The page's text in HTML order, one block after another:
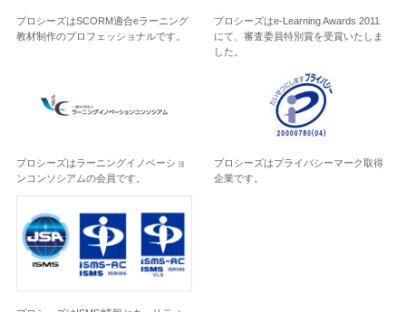
プロシーズはSCORM適合eラーニング
教材制作のプロフェッショナルです。
プロシーズはe-Learning Awards 2011
にて、審査委員特別賞を受賞いたしま
した。
プロシーズはラーニングイノベーショ
ンコンソシアムの会員です。
プロシーズはプライバシーマーク取得
企業です。